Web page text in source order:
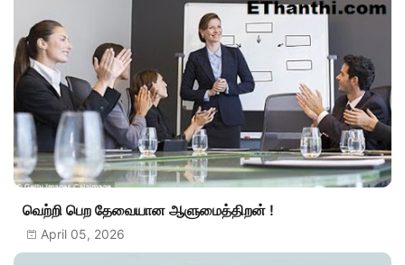
வெற்றி பெற தேவையான ஆளுமைத்திறன் !
April 05, 2026